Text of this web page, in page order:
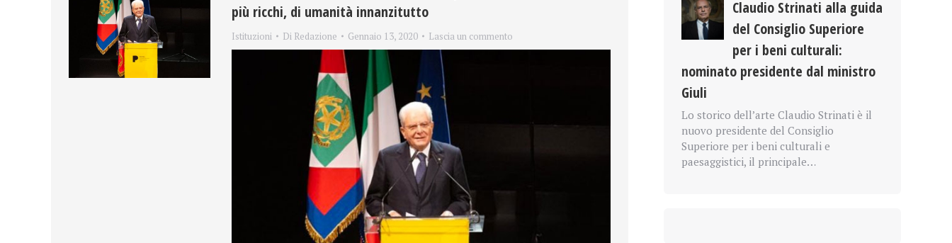
più ricchi, di umanità innanzitutto
Istituzioni Di Redazione Gennaio 13, 2020 Lascia un commento
Claudio Strinati alla guida
del Consiglio Superiore
per i beni culturali:
nominato presidente dal ministro
Giuli
Lo storico dell’arte Claudio Strinati è il
nuovo presidente del Consiglio
Superiore per i beni culturali e
paesaggistici, il principale…